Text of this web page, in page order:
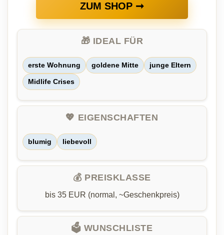
ZUM SHOP ➞
🎁 IDEAL FÜR
erste Wohnung goldene Mitte junge Eltern
Midlife Crises
💖 EIGENSCHAFTEN
blumig liebevoll
💰 PREISKLASSE
bis 35 EUR (normal, ~Geschenkpreis)
🗳️ WUNSCHLISTE